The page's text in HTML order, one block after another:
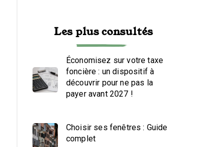
Les plus consultés
Économisez sur votre taxe
foncière : un dispositif à
découvrir pour ne pas la
payer avant 2027 !
Choisir ses fenêtres : Guide
complet